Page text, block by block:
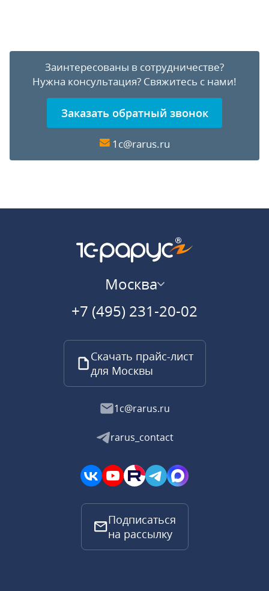
Заинтересованы в сотрудничестве?
Нужна консультация? Свяжитесь с нами!
Заказать обратный звонок
1c@rarus.ru
Москва
+7 (495) 231-20-02
Скачать прайс-лист
для Москвы
1c@rarus.ru
rarus_contact
Подписаться
на рассылку